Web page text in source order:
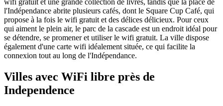
l'Indépendance abrite plusieurs cafés, dont le Square Cup Café, qui
propose à la fois le wifi gratuit et des délices délicieux. Pour ceux
qui aiment le plein air, le parc de la cascade est un endroit idéal pour
se détendre, se promener et utiliser le wifi gratuit. La ville dispose
également d'une carte wifi idéalement située, ce qui facilite la
connexion tout au long de l'Indépendance.
Villes avec WiFi libre près de
Independence